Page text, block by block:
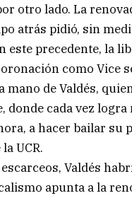
otro lado. La
atrás pidió, sin
este precedente, la
como Vice
mano de Valdés,
donde cada vez
a hacer bailar
UCR.
Valdés
apunta a la